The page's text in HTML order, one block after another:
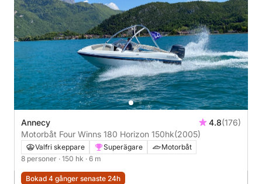
Annecy 4.8(176)
Motorbåt Four Winns 180 Horizon 150hk(2005)
Valfri skeppare Superägare
Motorbåt
8 personer · 150 hk · 6 m
Bokad 4 gånger senaste 24h